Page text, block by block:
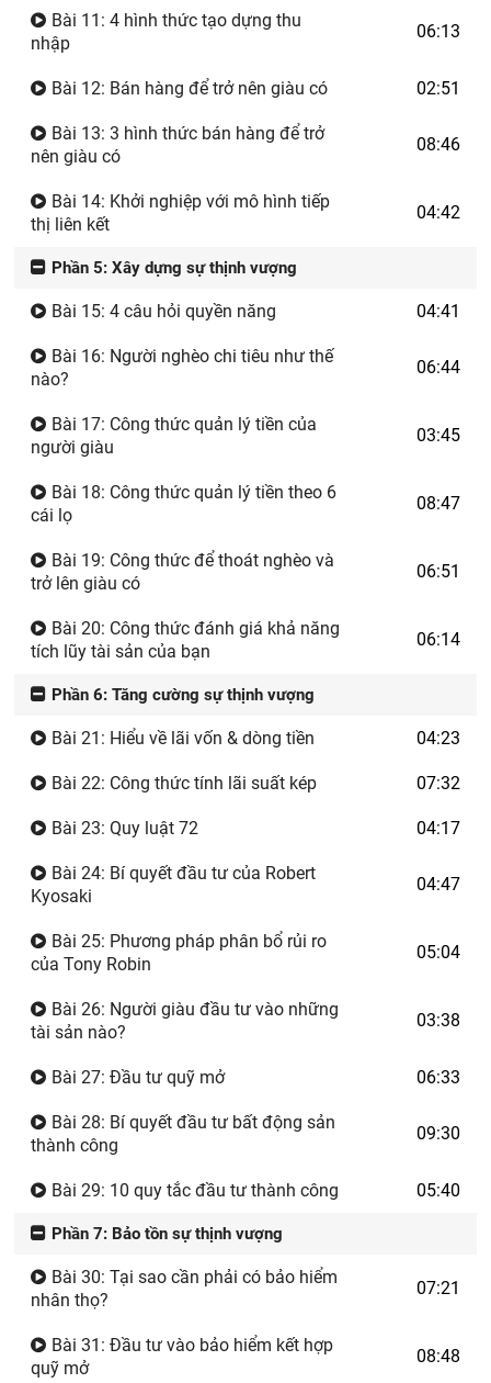
Bài 11: 4 hình thức tạo dựng thu
nhập
06:13
Bài 12: Bán hàng để trở nên giàu có 02:51
Bài 13: 3 hình thức bán hàng để trở
nên giàu có
08:46
Bài 14: Khởi nghiệp với mô hình tiếp
thị liên kết
04:42
Phần 5: Xây dựng sự thịnh vượng
Bài 15: 4 câu hỏi quyền năng 04:41
Bài 16: Người nghèo chi tiêu như thế
nào?
06:44
Bài 17: Công thức quản lý tiền của
người giàu
03:45
Bài 18: Công thức quản lý tiền theo 6
cái lọ
08:47
Bài 19: Công thức để thoát nghèo và
trở lên giàu có
06:51
Bài 20: Công thức đánh giá khả năng
tích lũy tài sản của bạn
06:14
Phần 6: Tăng cường sự thịnh vượng
Bài 21: Hiểu về lãi vốn & dòng tiền 04:23
Bài 22: Công thức tính lãi suất kép 07:32
Bài 23: Quy luật 72 04:17
Bài 24: Bí quyết đầu tư của Robert
Kyosaki
04:47
Bài 25: Phương pháp phân bổ rủi ro
của Tony Robin
05:04
Bài 26: Người giàu đầu tư vào những
tài sản nào?
03:38
Bài 27: Đầu tư quỹ mở 06:33
Bài 28: Bí quyết đầu tư bất động sản
thành công
09:30
Bài 29: 10 quy tắc đầu tư thành công 05:40
Phần 7: Bảo tồn sự thịnh vượng
Bài 30: Tại sao cần phải có bảo hiểm
nhân thọ?
07:21
Bài 31: Đầu tư vào bảo hiểm kết hợp
quỹ mở
08:48